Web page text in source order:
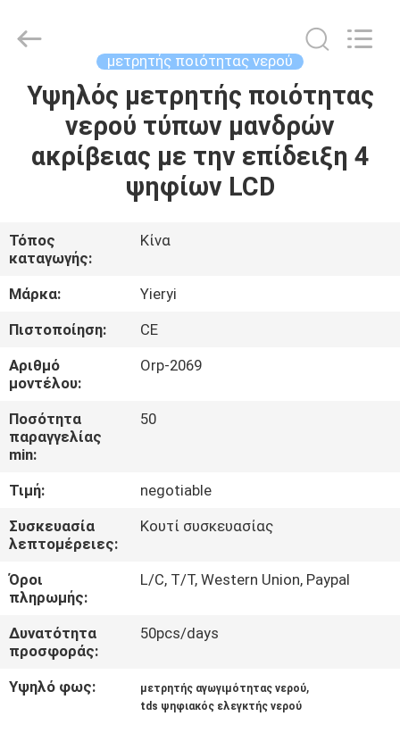
ΑΡΧΙΚΉ
ΣΕΛΊΔΑ
ΣΧΕΤΙΚΆ
ΜΕ
ΕΜΆΣ
ΓΎΡΟΣ
ΕΡΓΟΣΤΑΣΊΩΝ
ΠΟΙΟΤΙΚΌΣ
ΈΛΕΓΧΟΣ
ΕΠΑΦΉ
ΝΈΑ
ΌΛΕΣ
ΟΙ
ΠΕΡΙΠΤΏΣΕΙΣ
Technology
Reserved.
μετρητής ποιότητας νερού
Υψηλός μετρητής ποιότητας
νερού τύπων μανδρών
ακρίβειας με την επίδειξη 4
ψηφίων LCD
Τόπος
καταγωγής:
Κίνα
Μάρκα:
Yieryi
Πιστοποίηση:
CE
Αριθμό
μοντέλου:
Orp-2069
Ποσότητα
παραγγελίας
min:
50
Τιμή:
negotiable
Συσκευασία
λεπτομέρειες:
Κουτί συσκευασίας
Όροι
πληρωμής:
L/C, T/T, Western Union, Paypal
Δυνατότητα
προσφοράς:
50pcs/days
Υψηλό φως: μετρητής αγωγιμότητας νερού,
tds ψηφιακός ελεγκτής νερού